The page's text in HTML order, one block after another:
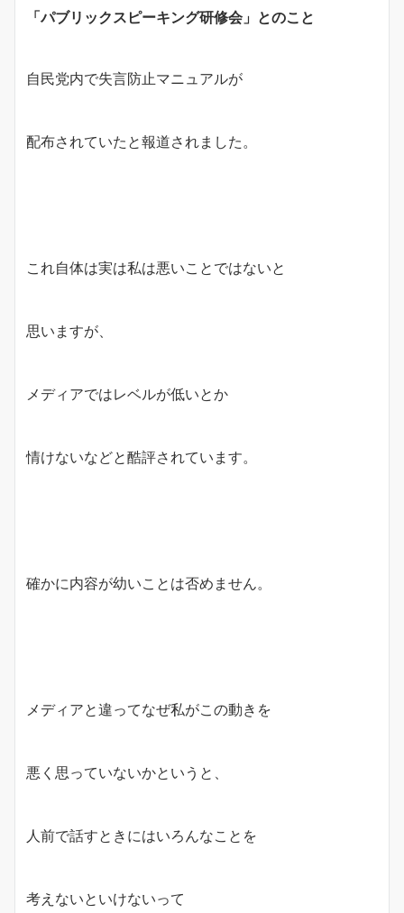
「パブリックスピーキング研修会」とのこと
自民党内で失言防止マニュアルが
配布されていたと報道されました。
これ自体は実は私は悪いことではないと
思いますが、
メディアではレベルが低いとか
情けないなどと酷評されています。
確かに内容が幼いことは否めません。
メディアと違ってなぜ私がこの動きを
悪く思っていないかというと、
人前で話すときにはいろんなことを
考えないといけないって